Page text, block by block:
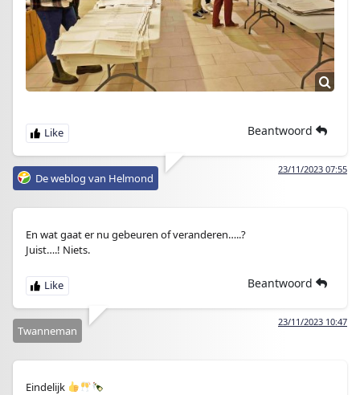
Beantwoord
23/11/2023 07:55
De weblog van Helmond
En wat gaat er nu gebeuren of veranderen…..?
Juist….! Niets.
Beantwoord
23/11/2023 10:47
Twanneman
Eindelijk